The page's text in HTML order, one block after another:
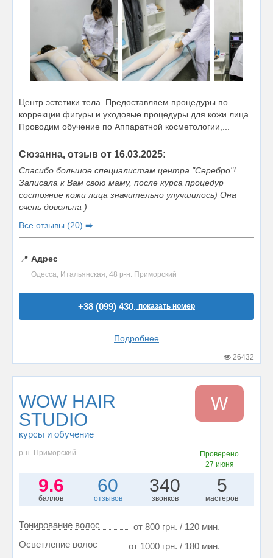
Центр эстетики тела. Предоставляем процедуры по
коррекции фигуры и уходовые процедуры для кожи лица.
Проводим обучение по Аппаратной косметологии,...
Сюзанна, отзыв от 16.03.2025:
Спасибо большое специалистам центра "Серебро"!
Записала к Вам свою маму, после курса процедур
состояние кожи лица значительно улучшилось) Она
очень довольна )
Все отзывы (20) ➡️
📍 Адрес
Одесса, Итальянская, 48 р-н. Приморский
+38 (099) 430..показать номер
Подробнее
26432
WOW HAIR
STUDIO
курсы и обучение
W
р-н. Приморский
Проверено
27 июня
9.6
баллов
60
отзывов
340
звонков
5
мастеров
Тонирование волос
от 800 грн. / 120 мин.
Осветление волос
от 1000 грн. / 180 мин.